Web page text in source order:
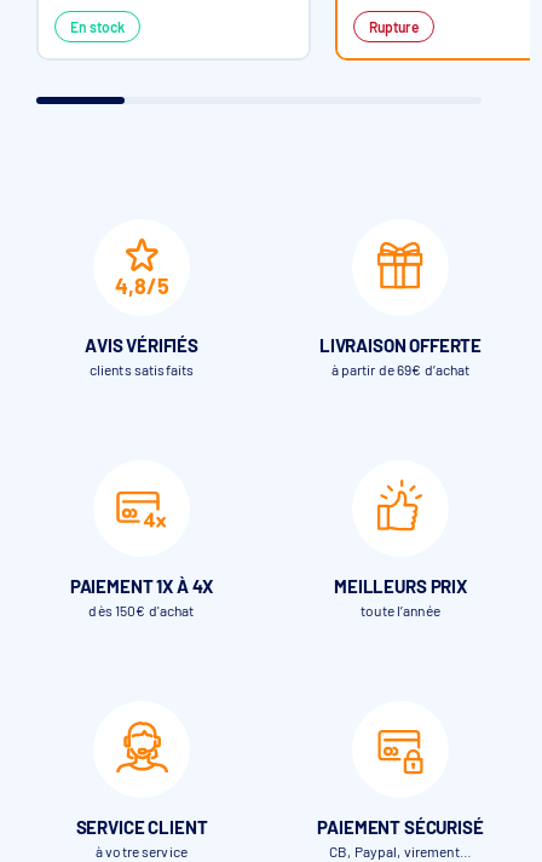
En stock Rupture
4,8/5
AVIS VÉRIFIÉS
clients satisfaits
LIVRAISON OFFERTE
à partir de 69€ d’achat
PAIEMENT 1X À 4X
dès 150€ d'achat
MEILLEURS PRIX
toute l’année
SERVICE CLIENT
à votre service
PAIEMENT SÉCURISÉ
CB, Paypal, virement…